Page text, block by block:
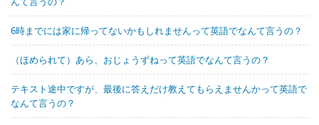
6時までには家に帰ってないかもしれませんって英語でなんて言うの？
（ほめられて）あら、おじょうずねって英語でなんて言うの？
テキスト途中ですが、最後に答えだけ教えてもらえませんかって英語で
なんて言うの？